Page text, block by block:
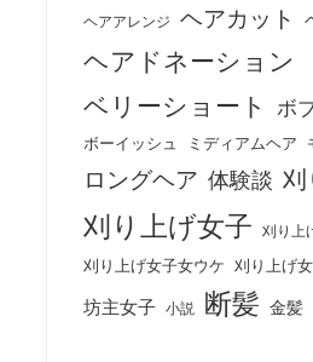
ヘアアレンジ ヘアカット
ヘアドネーション
ベリーショート
ボ
ボーイッシュ ミディアムヘア
ロングヘア 体験談 刈
刈り上げ女子 刈り上
刈り上げ女子女ウケ 刈り上げ
坊主女子 小説 断髪 金髪